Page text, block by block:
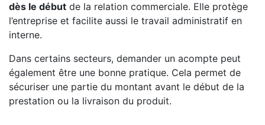
dès le début de la relation commerciale. Elle protège
l’entreprise et facilite aussi le travail administratif en
interne.
Dans certains secteurs, demander un acompte peut
également être une bonne pratique. Cela permet de
sécuriser une partie du montant avant le début de la
prestation ou la livraison du produit.